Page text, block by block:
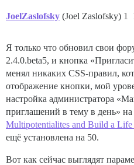
JoelZaslofsky (Joel Zaslofsky) 1
Я только что обновил свои
2.4.0.beta5, и кнопка
менял никаких CSS-правил,
отображение кнопки, мой
настройка администратора
приглашений в тему в день» на
Multipotentialites and Build a
ещё установлена на 50.
Вот как сейчас выглядят